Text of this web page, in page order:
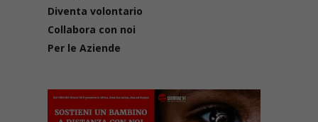
Diventa volontario
Collabora con noi
Per le Aziende